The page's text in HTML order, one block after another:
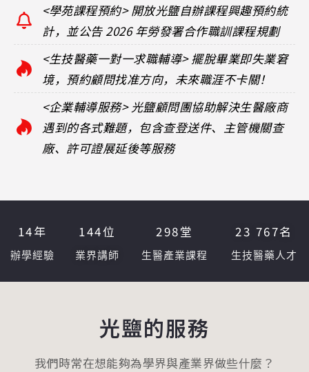
<學苑課程預約> 開放光鹽自辦課程興趣預約統
計，並公告 2026 年勞發署合作職訓課程規劃
<生技醫藥一對一求職輔導> 擺脫畢業即失業窘
境，預約顧問找准方向，未來職涯不卡關！
<企業輔導服務> 光鹽顧問團協助解決生醫廠商
遇到的各式難題，包含查登送件、主管機關查
廠、許可證展延後等服務
辦學經驗
14年
業界講師
144位
生醫產業課程
298堂
生技醫藥人才
23 767名
光鹽的服務
我們時常在想能夠為學界與產業界做些什麼？